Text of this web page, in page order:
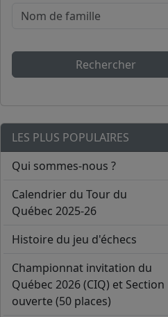
Rechercher
LES PLUS POPULAIRES
Qui sommes-nous ?
Calendrier du Tour du
Québec 2025-26
Histoire du jeu d'échecs
Championnat invitation du
Québec 2026 (CIQ) et Section
ouverte (50 places)